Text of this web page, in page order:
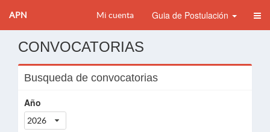
APN Mi cuenta Guia de Postulación
CONVOCATORIAS
Busqueda de convocatorias
Año
2026